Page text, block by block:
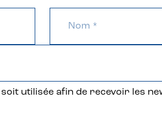
utilisée afin de recevoir les